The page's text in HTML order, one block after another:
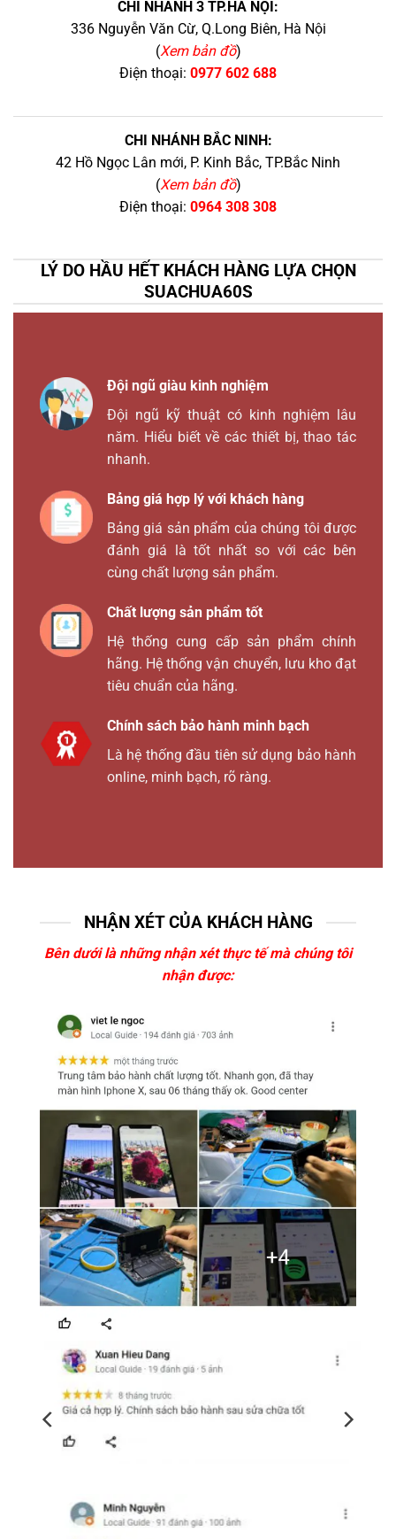
CHI NHÁNH 3 TP.HÀ NỘI:
336 Nguyễn Văn Cừ, Q.Long Biên, Hà Nội
(Xem bản đồ)
Điện thoại: 0977 602 688
CHI NHÁNH BẮC NINH:
42 Hồ Ngọc Lân mới, P. Kinh Bắc, TP.Bắc Ninh
(Xem bản đồ)
Điện thoại: 0964 308 308
LÝ DO HẦU HẾT KHÁCH HÀNG LỰA CHỌN
SUACHUA60S
Đội ngũ giàu kinh nghiệm
Đội ngũ kỹ thuật có kinh nghiệm lâu
năm. Hiểu biết về các thiết bị, thao tác
nhanh.
Bảng giá hợp lý với khách hàng
Bảng giá sản phẩm của chúng tôi được
đánh giá là tốt nhất so với các bên
cùng chất lượng sản phẩm.
Chất lượng sản phẩm tốt
Hệ thống cung cấp sản phẩm chính
hãng. Hệ thống vận chuyển, lưu kho đạt
tiêu chuẩn của hãng.
Chính sách bảo hành minh bạch
Là hệ thống đầu tiên sử dụng bảo hành
online, minh bạch, rõ ràng.
NHẬN XÉT CỦA KHÁCH HÀNG
Bên dưới là những nhận xét thực tế mà chúng tôi
nhận được: